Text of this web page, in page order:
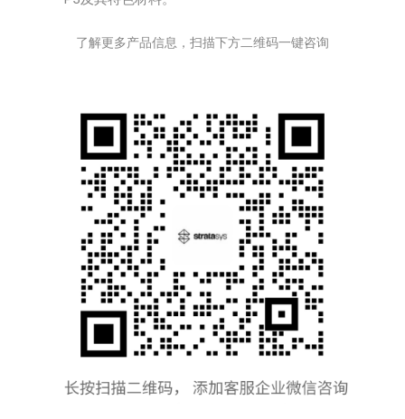
了解更多产品信息，扫描下方二维码一键咨询